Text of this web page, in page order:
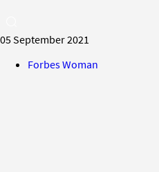
05 September 2021
Forbes Woman